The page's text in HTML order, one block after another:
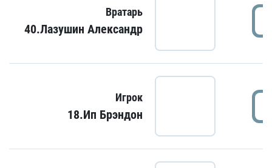
Вратарь
40.Лазушин Александр
Игрок
18.Ип Брэндон